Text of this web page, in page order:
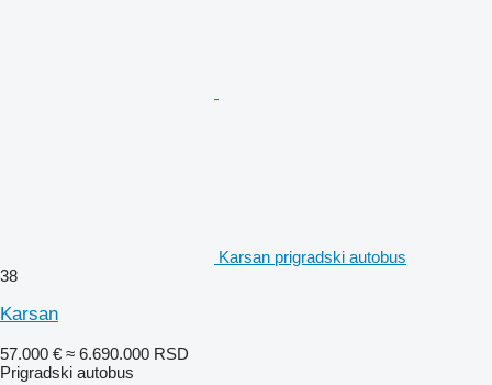
Karsan prigradski autobus
38
Karsan
57.000 € ≈ 6.690.000 RSD
Prigradski autobus